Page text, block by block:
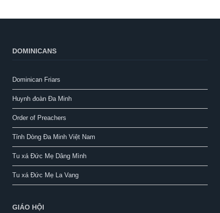
DOMINICANS
Dominican Friars
Huynh đoàn Đa Minh
Order of Preachers
Tỉnh Dòng Đa Minh Việt Nam
Tu xá Đức Mẹ Dâng Mình
Tu xá Đức Mẹ La Vang
GIÁO HỘI